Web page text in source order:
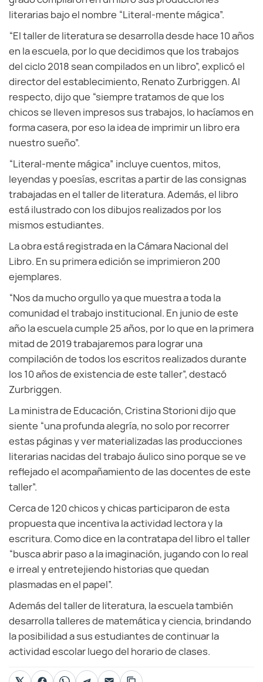
literarias bajo el nombre “Literal-mente mágica”.
“El taller de literatura se desarrolla desde hace 10 años
en la escuela, por lo que decidimos que los trabajos
del ciclo 2018 sean compilados en un libro”, explicó el
director del establecimiento, Renato Zurbriggen. Al
respecto, dijo que “siempre tratamos de que los
chicos se lleven impresos sus trabajos, lo hacíamos en
forma casera, por eso la idea de imprimir un libro era
nuestro sueño”.
“Literal-mente mágica” incluye cuentos, mitos,
leyendas y poesías, escritas a partir de las consignas
trabajadas en el taller de literatura. Además, el libro
está ilustrado con los dibujos realizados por los
mismos estudiantes.
La obra está registrada en la Cámara Nacional del
Libro. En su primera edición se imprimieron 200
ejemplares.
“Nos da mucho orgullo ya que muestra a toda la
comunidad el trabajo institucional. En junio de este
año la escuela cumple 25 años, por lo que en la primera
mitad de 2019 trabajaremos para lograr una
compilación de todos los escritos realizados durante
los 10 años de existencia de este taller”, destacó
Zurbriggen.
La ministra de Educación, Cristina Storioni dijo que
siente “una profunda alegría, no solo por recorrer
estas páginas y ver materializadas las producciones
literarias nacidas del trabajo áulico sino porque se ve
reflejado el acompañamiento de las docentes de este
taller”.
Cerca de 120 chicos y chicas participaron de esta
propuesta que incentiva la actividad lectora y la
escritura. Como dice en la contratapa del libro el taller
“busca abrir paso a la imaginación, jugando con lo real
e irreal y entretejiendo historias que quedan
plasmadas en el papel”.
Además del taller de literatura, la escuela también
desarrolla talleres de matemática y ciencia, brindando
la posibilidad a sus estudiantes de continuar la
actividad escolar luego del horario de clases.